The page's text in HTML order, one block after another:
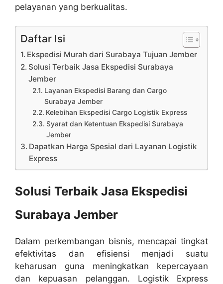
pelayanan yang berkualitas.
Daftar Isi
Ekspedisi Murah dari Surabaya Tujuan Jember
Solusi Terbaik Jasa Ekspedisi Surabaya
Jember
Layanan Ekspedisi Barang dan Cargo
Surabaya Jember
Kelebihan Ekspedisi Cargo Logistik Express
Syarat dan Ketentuan Ekspedisi Surabaya
Jember
Dapatkan Harga Spesial dari Layanan Logistik
Express
Solusi Terbaik Jasa Ekspedisi
Surabaya Jember
Dalam perkembangan bisnis, mencapai tingkat
efektivitas dan efisiensi menjadi suatu
keharusan guna meningkatkan kepercayaan
dan kepuasan pelanggan. Logistik Express